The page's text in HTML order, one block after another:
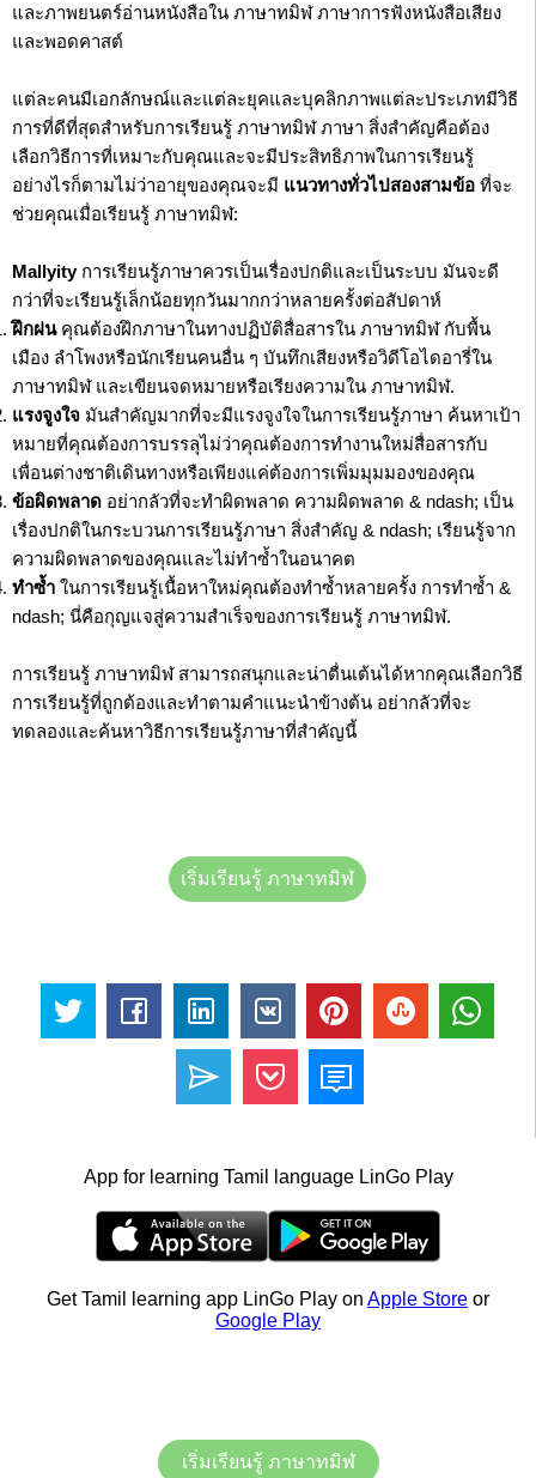
และภาพยนตร์อ่านหนังสือใน ภาษาทมิฬ ภาษาการฟังหนังสือเสียง
และพอดคาสต์
แต่ละคนมีเอกลักษณ์และแต่ละยุคและบุคลิกภาพแต่ละประเภทมีวิธี
การที่ดีที่สุดสำหรับการเรียนรู้ ภาษาทมิฬ ภาษา สิ่งสำคัญคือต้อง
เลือกวิธีการที่เหมาะกับคุณและจะมีประสิทธิภาพในการเรียนรู้
อย่างไรก็ตามไม่ว่าอายุของคุณจะมี แนวทางทั่วไปสองสามข้อ ที่จะ
ช่วยคุณเมื่อเรียนรู้ ภาษาทมิฬ:
Mallyity การเรียนรู้ภาษาควรเป็นเรื่องปกติและเป็นระบบ มันจะดี
กว่าที่จะเรียนรู้เล็กน้อยทุกวันมากกว่าหลายครั้งต่อสัปดาห์
ฝึกฝน คุณต้องฝึกภาษาในทางปฏิบัติสื่อสารใน ภาษาทมิฬ กับพื้น
เมือง ลำโพงหรือนักเรียนคนอื่น ๆ บันทึกเสียงหรือวิดีโอไดอารี่ใน
ภาษาทมิฬ และเขียนจดหมายหรือเรียงความใน ภาษาทมิฬ.
แรงจูงใจ มันสำคัญมากที่จะมีแรงจูงใจในการเรียนรู้ภาษา ค้นหาเป้า
หมายที่คุณต้องการบรรลุไม่ว่าคุณต้องการทำงานใหม่สื่อสารกับ
เพื่อนต่างชาติเดินทางหรือเพียงแค่ต้องการเพิ่มมุมมองของคุณ
ข้อผิดพลาด อย่ากลัวที่จะทำผิดพลาด ความผิดพลาด & ndash; เป็น
เรื่องปกติในกระบวนการเรียนรู้ภาษา สิ่งสำคัญ & ndash; เรียนรู้จาก
ความผิดพลาดของคุณและไม่ทำซ้ำในอนาคต
ทำซ้ำ ในการเรียนรู้เนื้อหาใหม่คุณต้องทำซ้ำหลายครั้ง การทำซ้ำ &
ndash; นี่คือกุญแจสู่ความสำเร็จของการเรียนรู้ ภาษาทมิฬ.
การเรียนรู้ ภาษาทมิฬ สามารถสนุกและน่าตื่นเต้นได้หากคุณเลือกวิธี
การเรียนรู้ที่ถูกต้องและทำตามคำแนะนำข้างต้น อย่ากลัวที่จะ
ทดลองและค้นหาวิธีการเรียนรู้ภาษาที่สำคัญนี้
เริ่มเรียนรู้ ภาษาทมิฬ
App for learning Tamil language LinGo Play
Get Tamil learning app LinGo Play on Apple Store or
Google Play
เริ่มเรียนรู้ ภาษาทมิฬ